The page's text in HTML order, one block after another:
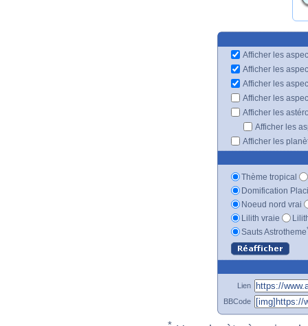
Afficher les
Afficher les
Afficher les
Afficher les
Afficher les
Afficher les
Afficher les
Thème tropical
Domification
Noeud nord vrai
Lilith vraie
Sauts Astrotheme
Lien
BBCode